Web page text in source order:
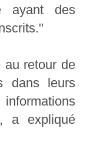
ayant des
au retour de
dans leurs
a expliqué